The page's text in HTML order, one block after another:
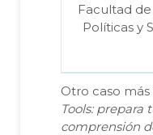
Facultad
Políticas y
Otro caso
Tools: prepara
comprensión